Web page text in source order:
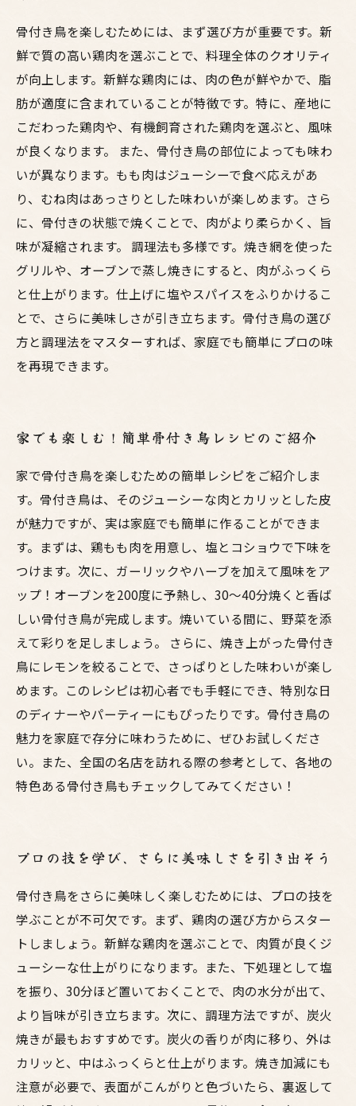
骨付き鳥を楽しむためには、まず選び方が重要です。新
鮮で質の高い鶏肉を選ぶことで、料理全体のクオリティ
が向上します。新鮮な鶏肉には、肉の色が鮮やかで、脂
肪が適度に含まれていることが特徴です。特に、産地に
こだわった鶏肉や、有機飼育された鶏肉を選ぶと、風味
が良くなります。 また、骨付き鳥の部位によっても味わ
いが異なります。もも肉はジューシーで食べ応えがあ
り、むね肉はあっさりとした味わいが楽しめます。さら
に、骨付きの状態で焼くことで、肉がより柔らかく、旨
味が凝縮されます。 調理法も多様です。焼き網を使った
グリルや、オーブンで蒸し焼きにすると、肉がふっくら
と仕上がります。仕上げに塩やスパイスをふりかけるこ
とで、さらに美味しさが引き立ちます。骨付き鳥の選び
方と調理法をマスターすれば、家庭でも簡単にプロの味
を再現できます。
家でも楽しむ！簡単骨付き鳥レシピのご紹介
家で骨付き鳥を楽しむための簡単レシピをご紹介しま
す。骨付き鳥は、そのジューシーな肉とカリッとした皮
が魅力ですが、実は家庭でも簡単に作ることができま
す。まずは、鶏もも肉を用意し、塩とコショウで下味を
つけます。次に、ガーリックやハーブを加えて風味をア
ップ！オーブンを200度に予熱し、30～40分焼くと香ば
しい骨付き鳥が完成します。焼いている間に、野菜を添
えて彩りを足しましょう。 さらに、焼き上がった骨付き
鳥にレモンを絞ることで、さっぱりとした味わいが楽し
めます。このレシピは初心者でも手軽にでき、特別な日
のディナーやパーティーにもぴったりです。骨付き鳥の
魅力を家庭で存分に味わうために、ぜひお試しくださ
い。また、全国の名店を訪れる際の参考として、各地の
特色ある骨付き鳥もチェックしてみてください！
プロの技を学び、さらに美味しさを引き出そう
骨付き鳥をさらに美味しく楽しむためには、プロの技を
学ぶことが不可欠です。まず、鶏肉の選び方からスター
トしましょう。新鮮な鶏肉を選ぶことで、肉質が良くジ
ューシーな仕上がりになります。また、下処理として塩
を振り、30分ほど置いておくことで、肉の水分が出て、
より旨味が引き立ちます。次に、調理方法ですが、炭火
焼きが最もおすすめです。炭火の香りが肉に移り、外は
カリッと、中はふっくらと仕上がります。焼き加減にも
注意が必要で、表面がこんがりと色づいたら、裏返して